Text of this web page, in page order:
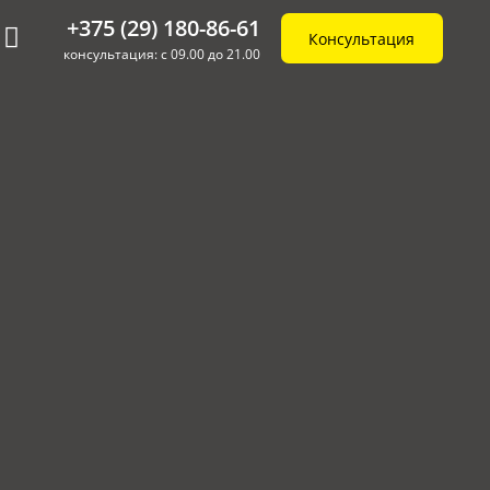
+375 (29) 180-86-61
консультация: с 09.00 до 21.00
Консультация